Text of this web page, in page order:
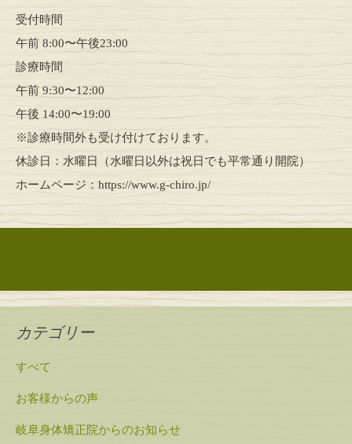
受付時間
午前 8:00〜午後23:00
診療時間
午前 9:30〜12:00
午後 14:00〜19:00
※診療時間外も受け付けております。
休診日：水曜日（水曜日以外は祝日でも平常通り開院）
ホームページ：https://www.g-chiro.jp/
カテゴリー
すべて
お客様からの声
岐阜身体矯正院からのお知らせ